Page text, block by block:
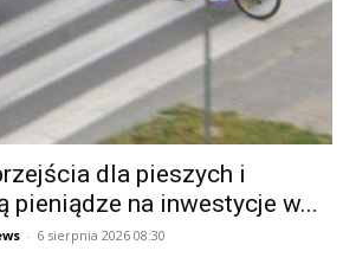
dla pieszych i
pieniądze na inwestycje w...
- 6 sierpnia 2026 08:30